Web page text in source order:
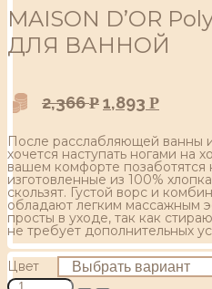
MAISON D’OR
ДЛЯ ВАННОЙ
2,366Р 1,893 Р
После расслабляющей ванны
хочется наступать ногами на
вашем комфорте позаботятся
изготовленные из 100%
скользят. Густой ворс и
обладают легким массажным
просты в уходе, так как
не требует дополнительных
Цвет